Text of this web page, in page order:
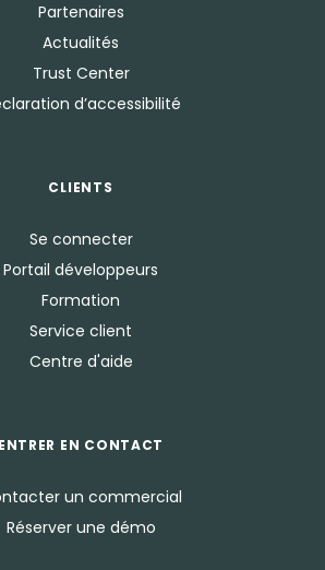
Partenaires
Actualités
Trust Center
d’accessibilité
CLIENTS
Se connecter
Portail développeurs
Formation
Service client
Centre d'aide
ENTRER EN CONTACT
un commercial
Réserver une démo